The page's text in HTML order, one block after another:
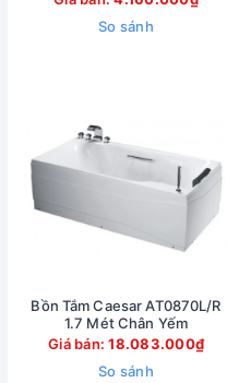
So sánh
Bồn Tắm Caesar AT0870L/R
1.7 Mét Chân Yếm
Giá bán:18.083.000₫
So sánh